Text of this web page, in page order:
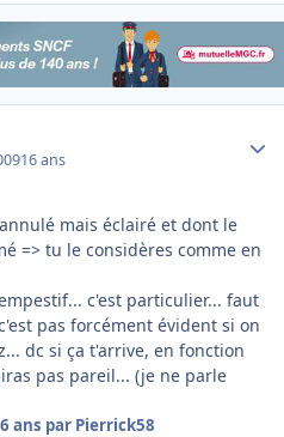
16 ans
mais éclairé et dont le
=> tu le considères comme en
c'est particulier... faut
pas forcément évident si on
dc si ça t'arrive, en fonction
pas pareil... (je ne parle
ans par Pierrick58